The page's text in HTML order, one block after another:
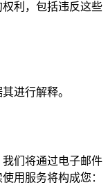
利，包括违反这些
进行解释。
们将通过电子邮件
用服务将构成您：